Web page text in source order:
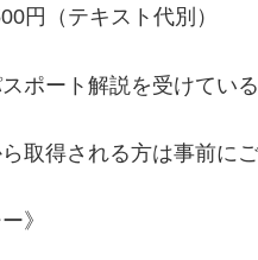
円（テキスト代別）
ポート解説を受けてい
取得される方は事前にご
》